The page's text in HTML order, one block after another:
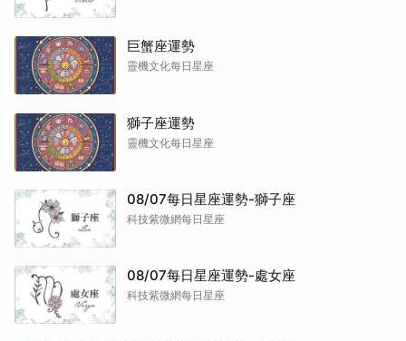
巨蟹座運勢
靈機文化每日星座
獅子座運勢
靈機文化每日星座
08/07每日星座運勢-獅子座
科技紫微網每日星座
08/07每日星座運勢-處女座
科技紫微網每日星座